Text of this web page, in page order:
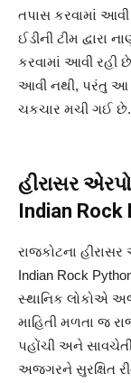
તપાસ કરવામાં
ઈડીની ટીમ દ્વારા
કરવામાં આવી રહી
આવી નથી, પરંતુ આ
ચકચાર મચી ગઈ છે.
હીરાસર
Indian
રાજકોટના હીરાસર
Indian Rock
સ્થાનિક લોકોએ
માહિતી મળતા જ
પહોંચી અને
અજગરને સુરક્ષિત